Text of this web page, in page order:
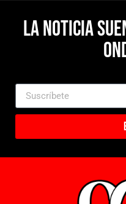
La noticia